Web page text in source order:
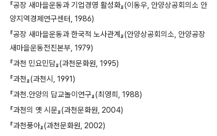
『공장 새마을운동과 기업경영 활성화』(이동우, 안양상공회의소 안
양지역경제연구센터, 1986)
『공장 새마을운동과 한국적 노사관계』(안양상공회의소, 안양공장
새마을운동전진본부, 1979)
『과천 민요민담』(과천문화원, 1995)
『과천』(과천시, 1991)
『과천․안양의 답교놀이연구』(최영희, 1988)
『과천의 옛 시문』(과천문화원, 2004)
『과천풍아』(과천문화원, 2002)